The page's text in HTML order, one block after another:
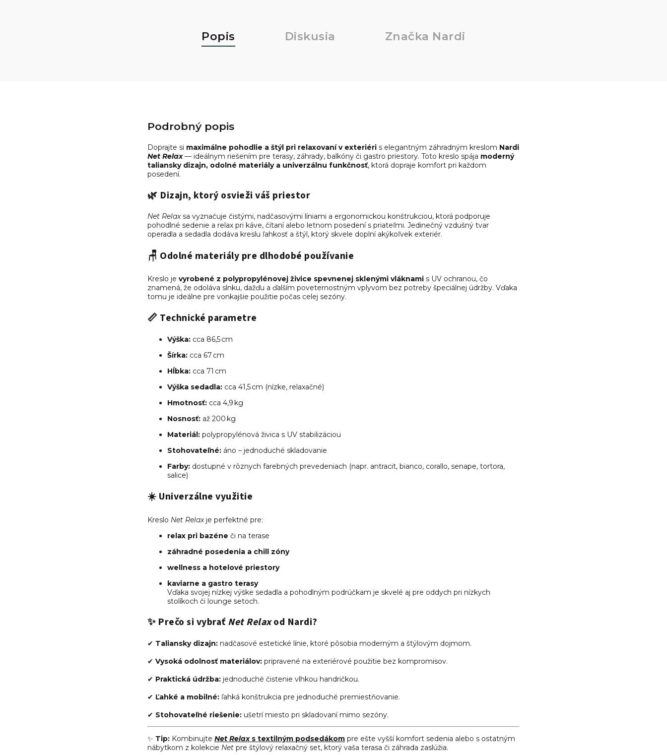
Popis Diskusia Značka Nardi
Podrobný popis
Doprajte si maximálne pohodlie a štýl pri relaxovaní v exteriéri s elegantným záhradným kreslom Nardi
Net Relax— ideálnym riešením pre terasy, záhrady, balkóny či gastro priestory. Toto kreslo spája moderný
taliansky dizajn, odolné materiály a univerzálnu funkčnosť, ktorá dopraje komfort pri každom
posedení.
🌿 Dizajn, ktorý osvieži váš priestor
Net Relaxsa vyznačuje čistými, nadčasovými líniami a ergonomickou konštrukciou, ktorá podporuje
pohodlné sedenie a relax pri káve, čítaní alebo letnom posedení s priateľmi. Jedinečný vzdušný tvar
operadla a sedadla dodáva kreslu ľahkosť a štýl, ktorý skvele doplní akýkoľvek exteriér.
🪑 Odolné materiály pre dlhodobé používanie
Kreslo je vyrobené z polypropylénovej živice spevnenej sklenými vláknami s UV ochranou, čo
znamená, že odoláva slnku, dažďu a ďalším poveternostným vplyvom bez potreby špeciálnej údržby. Vďaka
tomu je ideálne pre vonkajšie použitie počas celej sezóny.
📏 Technické parametre
Výška: cca 86,5 cm
Šírka: cca 67 cm
Hĺbka: cca 71 cm
Výška sedadla: cca 41,5 cm (nízke, relaxačné)
Hmotnosť: cca 4,9 kg
Nosnosť: až 200 kg
Materiál: polypropylénová živica s UV stabilizáciou
Stohovateľné: áno – jednoduché skladovanie
Farby: dostupné v rôznych farebných prevedeniach (napr. antracit, bianco, corallo, senape, tortora,
salice)
☀️ Univerzálne využitie
Kreslo Net Relaxje perfektné pre:
relax pri bazéne či na terase
záhradné posedenia a chill zóny
wellness a hotelové priestory
kaviarne a gastro terasy
Vďaka svojej nízkej výške sedadla a pohodlným podrúčkam je skvelé aj pre oddych pri nízkych
stolíkoch či lounge setoch.
✨ Prečo si vybrať Net Relaxod Nardi?
✔ Taliansky dizajn: nadčasové estetické línie, ktoré pôsobia moderným a štýlovým dojmom.
✔ Vysoká odolnosť materiálov: pripravené na exteriérové použitie bez kompromisov.
✔ Praktická údržba: jednoduché čistenie vlhkou handričkou.
✔ Ľahké a mobilné: ľahká konštrukcia pre jednoduché premiestňovanie.
✔ Stohovateľné riešenie: ušetrí miesto pri skladovaní mimo sezóny.
✨ Tip: Kombinujte Net Relaxs textilným podsedákom pre ešte vyšší komfort sedenia alebo s ostatným
nábytkom z kolekcie Net pre štýlový relaxačný set, ktorý vaša terasa či záhrada zaslúžia.